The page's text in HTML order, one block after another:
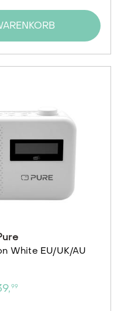
White EU/UK/AU
99